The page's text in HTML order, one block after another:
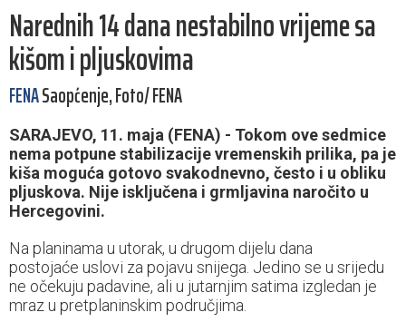
Narednih 14 dana nestabilno vrijeme sa
kišom i pljuskovima
FENASaopćenje, Foto/ FENA
SARAJEVO, 11. maja (FENA) - Tokom ove sedmice
nema potpune stabilizacije vremenskih prilika, pa je
kiša moguća gotovo svakodnevno, često i u obliku
pljuskova. Nije isključena i grmljavina naročito u
Hercegovini.
Na planinama u utorak, u drugom dijelu dana
postojaće uslovi za pojavu snijega. Jedino se u srijedu
ne očekuju padavine, ali u jutarnjim satima izgledan je
mraz u pretplaninskim područjima.